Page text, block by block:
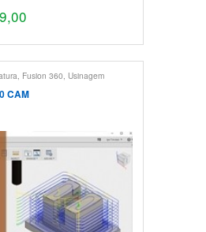
, Fusion 360, Usinagem
CAM